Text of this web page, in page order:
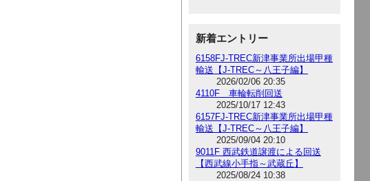
新着エントリー
6158FJ-TREC新津事業所出場甲種
輸送【J-TREC～八王子編】
2026/02/06 20:35
4110F 車輪転削回送
2025/10/17 12:43
6157FJ-TREC新津事業所出場甲種
輸送【J-TREC～八王子編】
2025/09/04 20:10
9011F 西武鉄道譲渡による回送
【西武線小手指～武蔵丘】
2025/08/24 10:38